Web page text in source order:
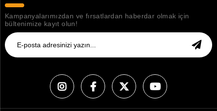
Kampanyalarımızdan ve fırsatlardan haberdar olmak için
bültenimize kayıt olun!